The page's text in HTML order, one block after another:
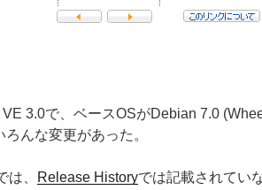
3.0で、ベースOSがDebian 7.0
んな変更があった。
、 Release Historyでは記載されてい